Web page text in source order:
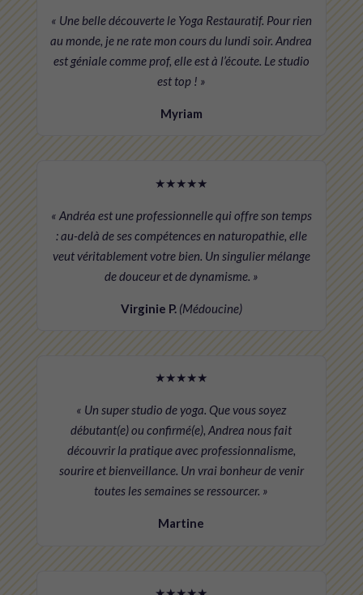
« Une belle découverte le Yoga Restauratif. Pour rien
au monde, je ne rate mon cours du lundi soir. Andrea
est géniale comme prof, elle est à l’écoute. Le studio
est top ! »
Myriam
★★★★★
« Andréa est une professionnelle qui offre son temps
: au-delà de ses compétences en naturopathie, elle
veut véritablement votre bien. Un singulier mélange
de douceur et de dynamisme. »
Virginie P. (Médoucine)
★★★★★
« Un super studio de yoga. Que vous soyez
débutant(e) ou confirmé(e), Andrea nous fait
découvrir la pratique avec professionnalisme,
sourire et bienveillance. Un vrai bonheur de venir
toutes les semaines se ressourcer. »
Martine